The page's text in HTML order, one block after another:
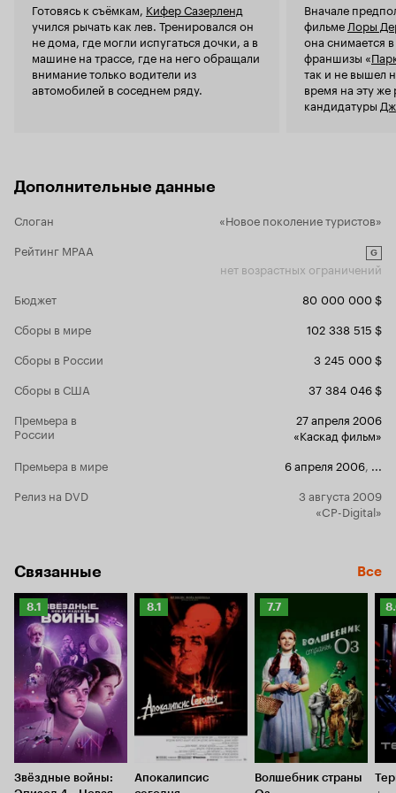
посмотрите, не вспоминая про 'Мадагаскары' и
'Ледниковые Периоды', посмотрите не для
того, что критиковать, а чтобы получить
огромное количество позитива и хорошего
настроения и, будьте уверены, вы получите всё
это количество без остатка!
Готовясь к съёмкам, Кифер Сазерленд
учился рычать как лев. Тренировался он
не дома, где могли испугаться дочки, а в
машине на трассе, где на него обращали
внимание только водители из
автомобилей в соседнем ряду.
Вначале
фильме Лоры
она снимается
франшизы «
так и не вышел
время на эту
кандидатуры
Дополнительные данные
Слоган
«Новое поколение туристов»
Рейтинг MPAA
G
нет возрастных ограничений
Бюджет
80 000 000 $
Сборы в мире
102 338 515 $
Сборы в России
3 245 000 $
Сборы в США
37 384 046 $
Премьера в
России
27 апреля 2006
«Каскад фильм»
Премьера в мире
6 апреля 2006
Релиз на DVD
3 августа 2009
«CP-Digital»
Связанные Все
Рейтинг
Кинопоиска
8.1
8.1
Звёздные войны:
Рейтинг
Кинопоиска
8.1
Апокалипсис
Рейтинг
7.7
Волшебник страны